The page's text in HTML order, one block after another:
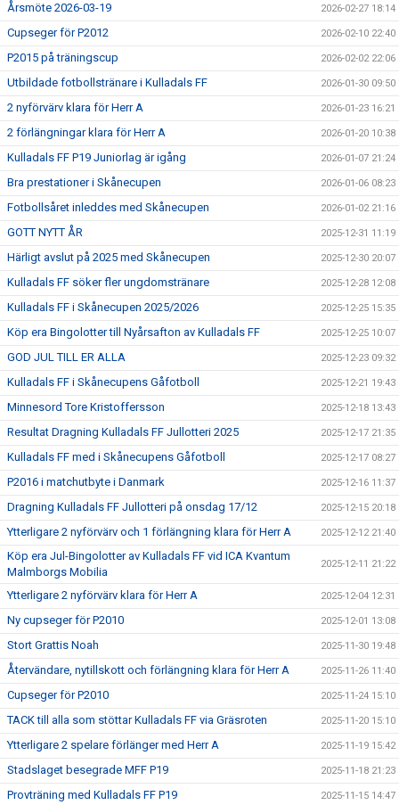
Årsmöte 2026-03-19 2026-02-27 18:14
Cupseger för P2012 2026-02-10 22:40
P2015 på träningscup 2026-02-02 22:06
Utbildade fotbollstränare i Kulladals FF 2026-01-30 09:50
2 nyförvärv klara för Herr A 2026-01-23 16:21
2 förlängningar klara för Herr A 2026-01-20 10:38
Kulladals FF P19 Juniorlag är igång 2026-01-07 21:24
Bra prestationer i Skånecupen 2026-01-06 08:23
Fotbollsåret inleddes med Skånecupen 2026-01-02 21:16
GOTT NYTT ÅR 2025-12-31 11:19
Härligt avslut på 2025 med Skånecupen 2025-12-30 20:07
Kulladals FF söker fler ungdomstränare 2025-12-28 12:08
Kulladals FF i Skånecupen 2025/2026 2025-12-25 15:35
Köp era Bingolotter till Nyårsafton av Kulladals FF 2025-12-25 10:07
GOD JUL TILL ER ALLA 2025-12-23 09:32
Kulladals FF i Skånecupens Gåfotboll 2025-12-21 19:43
Minnesord Tore Kristoffersson 2025-12-18 13:43
Resultat Dragning Kulladals FF Jullotteri 2025 2025-12-17 21:35
Kulladals FF med i Skånecupens Gåfotboll 2025-12-17 08:27
P2016 i matchutbyte i Danmark 2025-12-16 11:37
Dragning Kulladals FF Jullotteri på onsdag 17/12 2025-12-15 20:18
Ytterligare 2 nyförvärv och 1 förlängning klara för Herr A 2025-12-12 21:40
Köp era Jul-Bingolotter av Kulladals FF vid ICA Kvantum
Malmborgs Mobilia
2025-12-11 21:22
Ytterligare 2 nyförvärv klara för Herr A 2025-12-04 12:31
Ny cupseger för P2010 2025-12-01 13:08
Stort Grattis Noah 2025-11-30 19:48
Återvändare, nytillskott och förlängning klara för Herr A 2025-11-26 11:40
Cupseger för P2010 2025-11-24 15:10
TACK till alla som stöttar Kulladals FF via Gräsroten 2025-11-20 15:10
Ytterligare 2 spelare förlänger med Herr A 2025-11-19 15:42
Stadslaget besegrade MFF P19 2025-11-18 21:23
Provträning med Kulladals FF P19 2025-11-15 14:47